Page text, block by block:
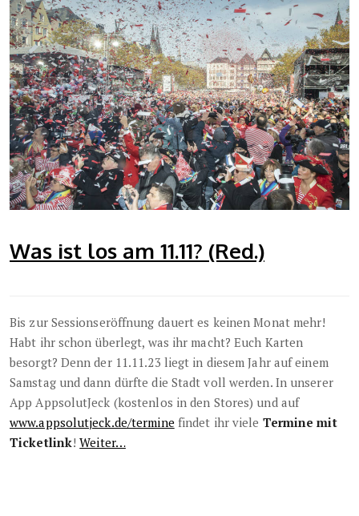
Was ist los am 11.11? (Red.)
Bis zur Sessionseröffnung dauert es keinen Monat mehr!
Habt ihr schon überlegt, was ihr macht? Euch Karten
besorgt? Denn der 11.11.23 liegt in diesem Jahr auf einem
Samstag und dann dürfte die Stadt voll werden. In unserer
App AppsolutJeck (kostenlos in den Stores) und auf
www.appsolutjeck.de/termine findet ihr viele Termine mit
Ticketlink!Weiter…